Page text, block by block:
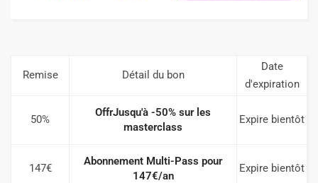
Remise Détail du bon
Date
d'expiration
50%
OffrJusqu'à -50% sur les
masterclass
Expire bientôt
147€
Abonnement Multi-Pass pour
147€/an
Expire bientôt